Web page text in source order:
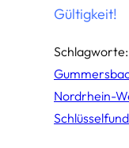
Gültigkeit!
Schlagworte:
Nordrhein-